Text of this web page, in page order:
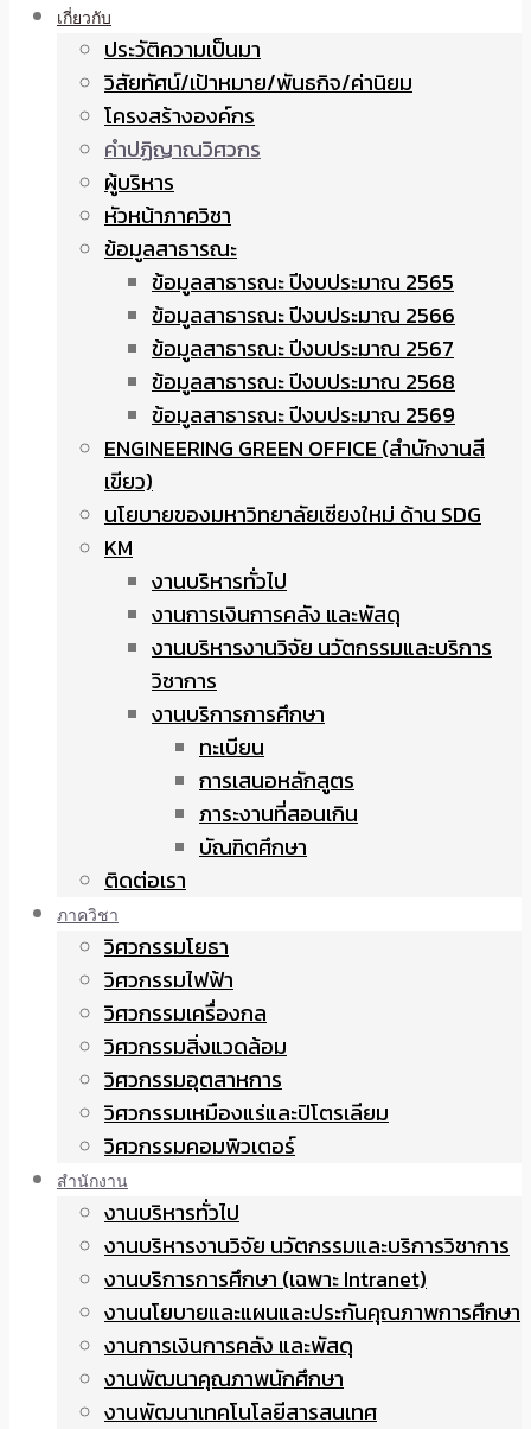
เกี่ยวกับ
ประวัติความเป็นมา
วิสัยทัศน์/เป้าหมาย/พันธกิจ/ค่านิยม
โครงสร้างองค์กร
คำปฏิญาณวิศวกร
ผู้บริหาร
หัวหน้าภาควิชา
ข้อมูลสาธารณะ
ข้อมูลสาธารณะ ปีงบประมาณ 2565
ข้อมูลสาธารณะ ปีงบประมาณ 2566
ข้อมูลสาธารณะ ปีงบประมาณ 2567
ข้อมูลสาธารณะ ปีงบประมาณ 2568
ข้อมูลสาธารณะ ปีงบประมาณ 2569
ENGINEERING GREEN OFFICE (สำนักงานสี
เขียว)
นโยบายของมหาวิทยาลัยเชียงใหม่ ด้าน SDG
KM
งานบริหารทั่วไป
งานการเงินการคลัง และพัสดุ
งานบริหารงานวิจัย นวัตกรรมและบริการ
วิชาการ
งานบริการการศึกษา
ทะเบียน
การเสนอหลักสูตร
ภาระงานที่สอนเกิน
บัณฑิตศึกษา
ติดต่อเรา
ภาควิชา
วิศวกรรมโยธา
วิศวกรรมไฟฟ้า
วิศวกรรมเครื่องกล
วิศวกรรมสิ่งแวดล้อม
วิศวกรรมอุตสาหการ
วิศวกรรมเหมืองแร่และปิโตรเลียม
วิศวกรรมคอมพิวเตอร์
สำนักงาน
งานบริหารทั่วไป
งานบริหารงานวิจัย นวัตกรรมและบริการวิชาการ
งานบริการการศึกษา (เฉพาะ Intranet)
งานนโยบายและแผนและประกันคุณภาพการศึกษา
งานการเงินการคลัง และพัสดุ
งานพัฒนาคุณภาพนักศึกษา
งานพัฒนาเทคโนโลยีสารสนเทศ